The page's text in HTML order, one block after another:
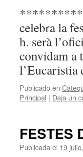
celebra la
h. serà
convidam a
Publicado en
Principal | Deja un
FESTES
Publicada el 19